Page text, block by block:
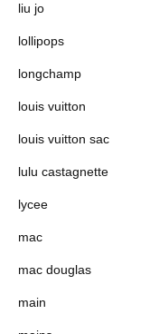
liu jo
lollipops
longchamp
louis vuitton
louis vuitton sac
lulu castagnette
lycee
mac
mac douglas
main